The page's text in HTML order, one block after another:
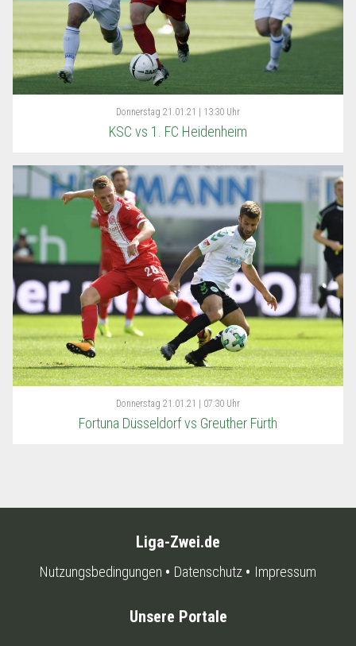
Donnerstag 21.01.21 | 13:30 Uhr
KSC vs 1. FC Heidenheim
Donnerstag 21.01.21 | 07:30 Uhr
Fortuna Düsseldorf vs Greuther Fürth
Liga-Zwei.de
Nutzungsbedingungen Datenschutz Impressum
Unsere Portale